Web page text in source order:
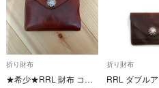
折り財布
★希少★RRL 財布 コンチョ ウォレット ダブルアールエル
折り財布